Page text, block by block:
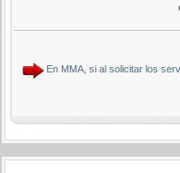
En MMA, si al solicitar los